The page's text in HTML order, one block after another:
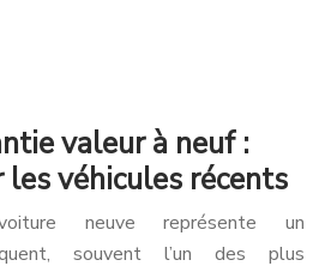
valeur à neuf :
véhicules récents
voiture neuve représente un
souvent l’un des plus